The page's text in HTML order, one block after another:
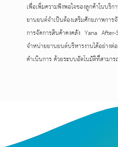
เพื่อเพิ่มความพึงพอใจของลูกค้าในบริ
ยานยนต์จำเป็นต้องเสริมศักยภาพกา
การจัดการสินค้าคงคลัง Yana
จำหน่ายยานยนต์บริหารงานได้อย่าง
ดำเนินการ ด้วยระบบอัตโนมัติที่สามาร